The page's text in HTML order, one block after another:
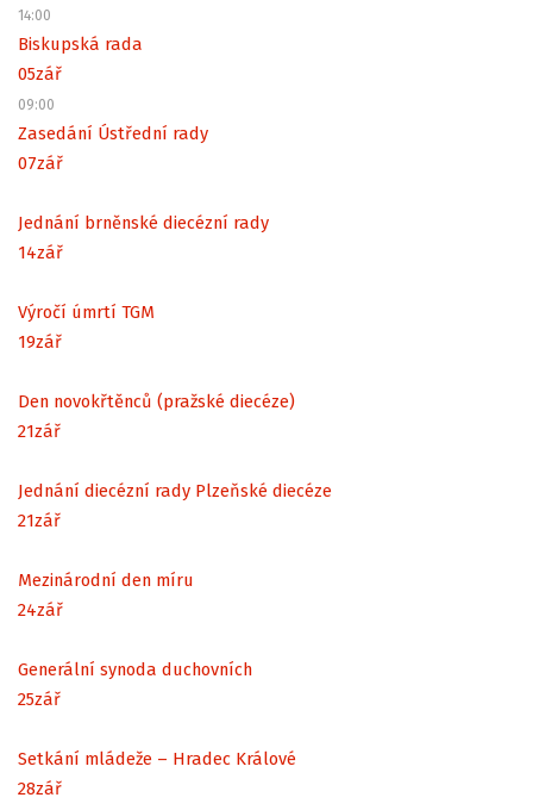
14:00
Biskupská rada
05zář
09:00
Zasedání Ústřední rady
07zář
Jednání brněnské diecézní rady
14zář
Výročí úmrtí TGM
19zář
Den novokřtěnců (pražské diecéze)
21zář
Jednání diecézní rady Plzeňské diecéze
21zář
Mezinárodní den míru
24zář
Generální synoda duchovních
25zář
Setkání mládeže – Hradec Králové
28zář